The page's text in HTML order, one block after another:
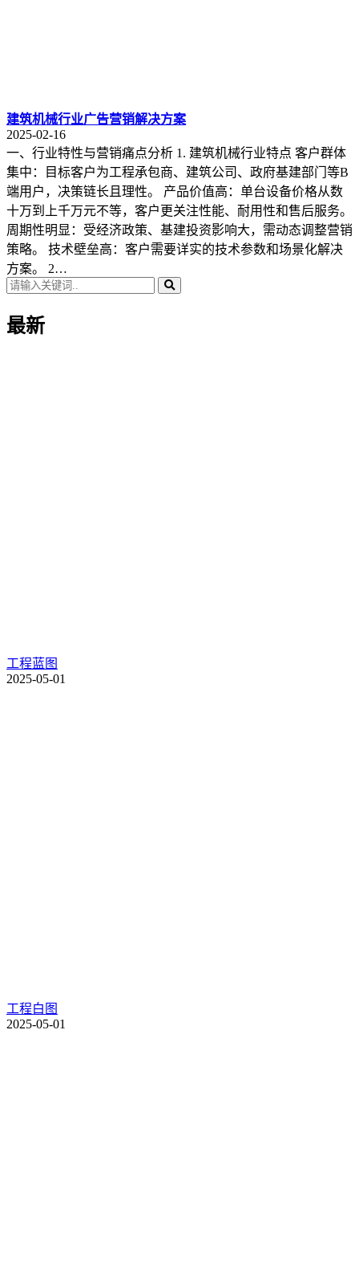
建筑机械行业广告营销解决方案
2025-02-16
一、行业特性与营销痛点分析 1. 建筑机械行业特点 客户群体
集中：目标客户为工程承包商、建筑公司、政府基建部门等B
端用户，决策链长且理性。 产品价值高：单台设备价格从数
十万到上千万元不等，客户更关注性能、耐用性和售后服务。
周期性明显：受经济政策、基建投资影响大，需动态调整营销
策略。 技术壁垒高：客户需要详实的技术参数和场景化解决
方案。 2…
最新
工程蓝图
2025-05-01
工程白图
2025-05-01